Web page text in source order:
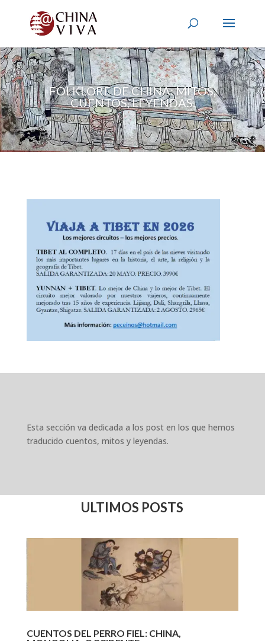
FOLKLORE DE CHINA: MITOS,
CUENTOS, LEYENDAS.
Esta sección va dedicada a los post en los que hemos
traducido cuentos, mitos y leyendas.
ULTIMOS POSTS
CUENTOS DEL PERRO FIEL: CHINA,